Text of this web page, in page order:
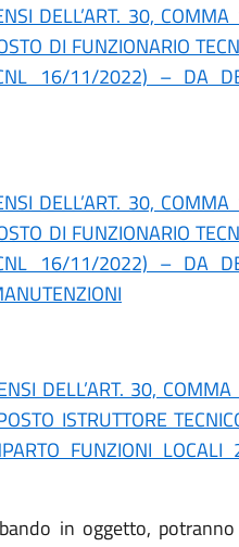
DELL’ART. 30,
DI FUNZIONARIO
16/11/2022) – DA
DELL’ART. 30,
DI FUNZIONARIO
16/11/2022) – DA
DELL’ART. 30,
ISTRUTTORE
FUNZIONI
in oggetto,